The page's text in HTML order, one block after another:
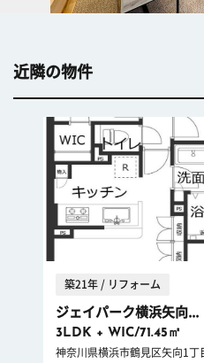
近隣の物件
築21年 / リフォーム
ジェイパーク横浜矢向...
3LDK + WIC/71.45㎡
神奈川県横浜市鶴見区矢向1丁